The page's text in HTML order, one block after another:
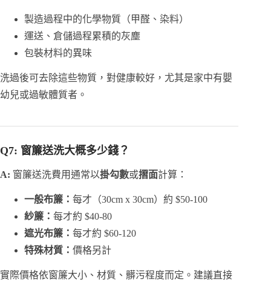
製造過程中的化學物質（甲醛、染料）
運送、倉儲過程累積的灰塵
包裝材料的異味
洗過後可去除這些物質，對健康較好，尤其是家中有嬰
幼兒或過敏體質者。
Q7: 窗簾送洗大概多少錢？
A: 窗簾送洗費用通常以掛勾數或摺面計算：
一般布簾： 每才（30cm x 30cm）約 $50-100
紗簾： 每才約 $40-80
遮光布簾： 每才約 $60-120
特殊材質： 價格另計
實際價格依窗簾大小、材質、髒污程度而定。建議直接